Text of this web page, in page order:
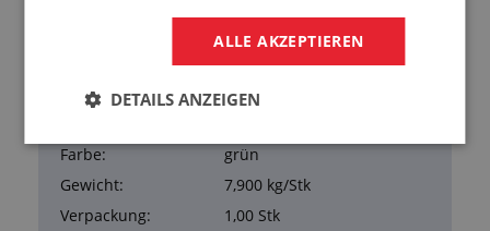
250 mm
1000 mm
Dichte:
800 kg/m³
Farbe:
grün
Gewicht:
7,900 kg/Stk
Verpackung:
1,00 Stk
ALLE AKZEPTIEREN
DETAILS ANZEIGEN